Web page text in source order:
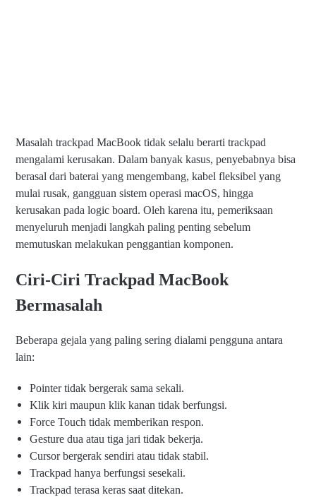
Masalah trackpad MacBook tidak selalu berarti trackpad
mengalami kerusakan. Dalam banyak kasus, penyebabnya bisa
berasal dari baterai yang mengembang, kabel fleksibel yang
mulai rusak, gangguan sistem operasi macOS, hingga
kerusakan pada logic board. Oleh karena itu, pemeriksaan
menyeluruh menjadi langkah paling penting sebelum
memutuskan melakukan penggantian komponen.
Ciri-Ciri Trackpad MacBook
Bermasalah
Beberapa gejala yang paling sering dialami pengguna antara
lain:
Pointer tidak bergerak sama sekali.
Klik kiri maupun klik kanan tidak berfungsi.
Force Touch tidak memberikan respon.
Gesture dua atau tiga jari tidak bekerja.
Cursor bergerak sendiri atau tidak stabil.
Trackpad hanya berfungsi sesekali.
Trackpad terasa keras saat ditekan.